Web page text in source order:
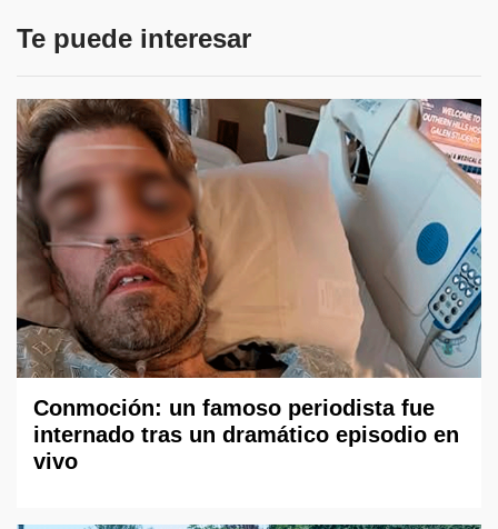
Te puede interesar
Conmoción: un famoso periodista fue
internado tras un dramático episodio en
vivo